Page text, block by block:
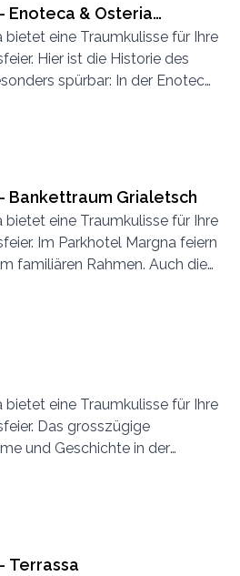
Enoteca & Osteria
bietet eine Traumkulisse für Ihre
Hier ist die Historie des
spürbar: In der Enoteca
Kellergewölbe
wie bei der Nonna und Weine
Bankettraum Grialetsch
bietet eine Traumkulisse für Ihre
Im Parkhotel Margna feiern
familiären Rahmen. Auch die
für Feiern zur
ein charaktervolles
bietet eine Traumkulisse für Ihre
Das grosszügige
und Geschichte in der
zwischen Silser- und
einen Hotelgarten mit
Terrassa